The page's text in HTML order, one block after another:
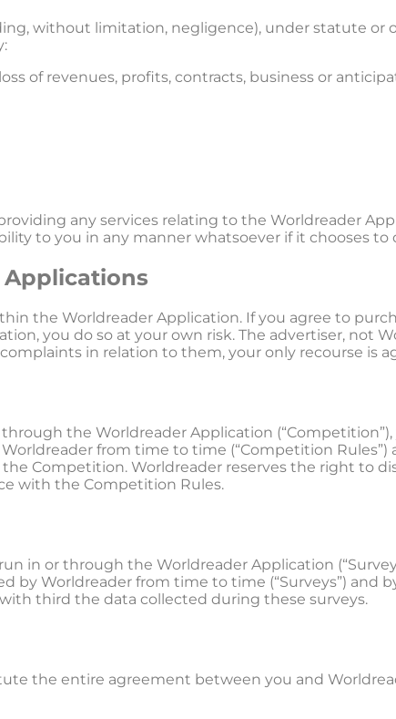
without limitation, negligence), under statute or
of revenues, profits, contracts, business or
any services relating to the Worldreader
to you in any manner whatsoever if it chooses to
the Worldreader Application. If you agree to
you do so at your own risk. The advertiser, not
in relation to them, your only recourse is
the Worldreader Application
from time to time (“Competition Rules”)
Competition. Worldreader reserves the right to
with the Competition Rules.
in or through the Worldreader Application
by Worldreader from time to time (“Surveys”) and
third the data collected during these surveys.
the entire agreement between you and